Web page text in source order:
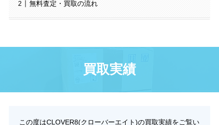
無料査定・買取の流れ
買取実績
この度はCLOVER8(クローバーエイト)の買取実績をご覧い